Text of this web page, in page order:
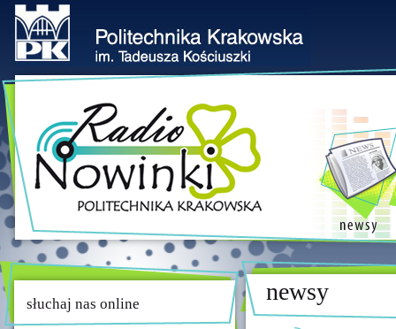
słuchaj nas online newsy